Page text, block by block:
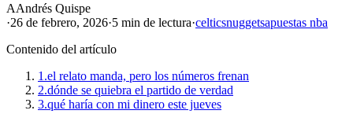
AAndrés Quispe
·26 de febrero, 2026·5 min de lectura·celticsnuggetsapuestas nba
Contenido del artículo
1.el relato manda, pero los números frenan
2.dónde se quiebra el partido de verdad
3.qué haría con mi dinero este jueves